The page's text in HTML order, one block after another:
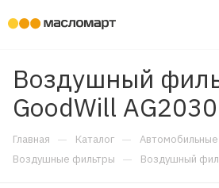
Воздушный
GoodWill AG2030
Главная — Каталог —
Воздушные фильтры — Воздушный